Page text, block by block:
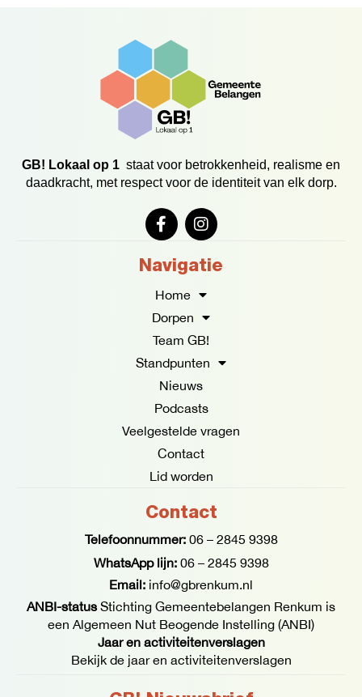
GB! Lokaal op 1 staat voor betrokkenheid, realisme en
daadkracht, met respect voor de identiteit van elk dorp.
F
a
e
o
o
k
-
f
I
n
t
g
r
m
Navigatie
Home
Dorpen
Team GB!
Standpunten
Nieuws
Podcasts
Veelgestelde vragen
Contact
Lid worden
Contact
Telefoonnummer: 06 – 2845 9398
WhatsApp lijn: 06 – 2845 9398
Email: info@gbrenkum.nl
ANBI-statusStichting Gemeentebelangen Renkum is
een Algemeen Nut Beogende Instelling (ANBI)
Jaar en activiteitenverslagen
Bekijk de jaar en activiteitenverslagen